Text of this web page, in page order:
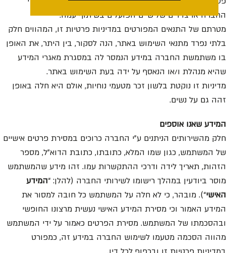
החברה או צדדים שלישיים הפועלים בשיתוף עמה.
מטרתם של התנאים המפורטים במדיניות פרטיות זו, המהווים חלק
בלתי נפרד מתנאי השימוש באתר, הנה לסקור, בין היתר, את האופן
בו משתמשת החברה במידע הנמסר לה במסגרת מאגרי המידע
שהיא מנהלת ו/או הנאסף על ידה בעת השימוש באתר.
מדיניות זו נוקטת בלשון זכר מטעמי נוחיות, אולם היא חלה באופן
זהה גם על נשים.
המידע שאנו אוספים
חלק מהשירותים הניתנים ע”י החברה כרוכים במסירת פרטים אישיים
של המשתמש, כגון שמו המלא, כתובתו, כתובת הדוא”ל, מספר
הזהות, תאריך לידה ודרכי ההתקשרות עמו. זהו מידע שהמשתמש
מוסר ביודעין במהלך רישומו לשירותי החברה (להלן: “המידע
האישי“). מובהר, כי לא חלה על המשתמש כל חובה למסור את
המידע האמור וכי מסירת המידע האישי נעשית מרצונו החופשי
ובהסכמתו של המשתמש. מסירת הפרטים כאמור על ידי המשתמש
מהווה הסכמה מטעמו לשימוש החברה במידע זה, כמפורט